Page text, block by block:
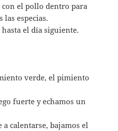
con el pollo dentro para
las especias.
el día siguiente.
verde, el pimiento
fuerte y echamos un
a calentarse, bajamos el